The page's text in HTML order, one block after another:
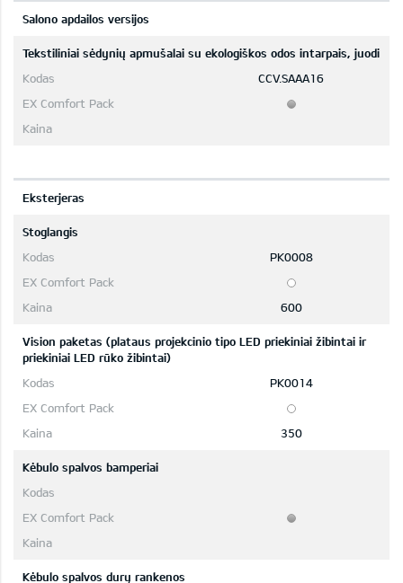
Salono apdailos versijos
Tekstiliniai sėdynių apmušalai su ekologiškos odos intarpais, juodi
CCV.SAAA16
Eksterjeras
Stoglangis
PK0008
600
Vision paketas (plataus projekcinio tipo LED priekiniai žibintai ir
priekiniai LED rūko žibintai)
PK0014
350
Kėbulo spalvos bamperiai
Kėbulo spalvos durų rankenos